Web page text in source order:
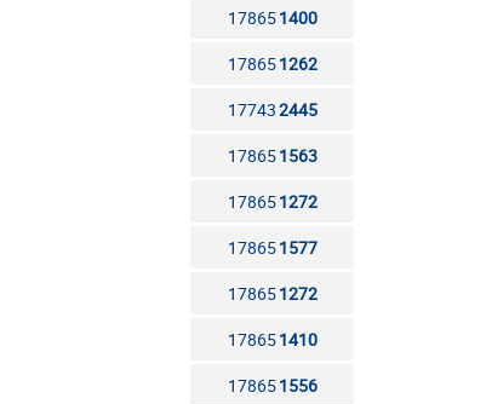
178651400
178651262
177432445
178651563
178651272
178651577
178651272
178651410
178651556